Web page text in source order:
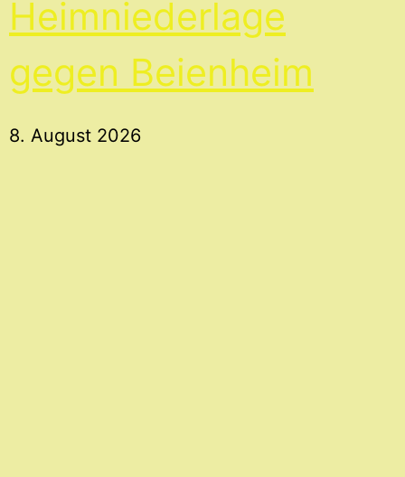
Heimniederlage
gegen Beienheim
8. August 2026